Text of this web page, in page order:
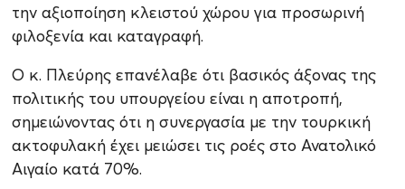
την αξιοποίηση κλειστού χώρου για προσωρινή
φιλοξενία και καταγραφή.
Ο κ. Πλεύρης επανέλαβε ότι βασικός άξονας της
πολιτικής του υπουργείου είναι η αποτροπή,
σημειώνοντας ότι η συνεργασία με την τουρκική
ακτοφυλακή έχει μειώσει τις ροές στο Ανατολικό
Αιγαίο κατά 70%.